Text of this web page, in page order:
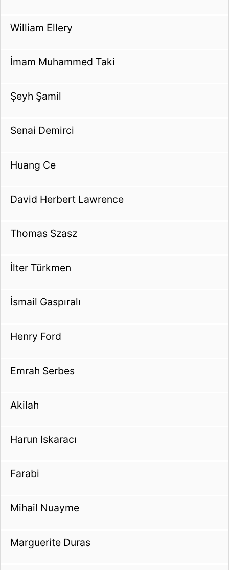
William Ellery
İmam Muhammed Taki
Şeyh Şamil
Senai Demirci
Huang Ce
David Herbert Lawrence
Thomas Szasz
İlter Türkmen
İsmail Gaspıralı
Henry Ford
Emrah Serbes
Akilah
Harun Iskaracı
Farabi
Mihail Nuayme
Marguerite Duras